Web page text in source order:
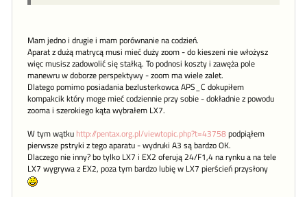
Mam jedno i drugie i mam porównanie na codzień.
Aparat z dużą matrycą musi mieć duży zoom - do kieszeni nie włożysz
więc musisz zadowolić się stałką. To podnosi koszty i zawęża pole
manewru w doborze perspektywy - zoom ma wiele zalet.
Dlatego pomimo posiadania bezlusterkowca APS_C dokupiłem
kompakcik który moge mieć codziennie przy sobie - dokładnie z powodu
zooma i szerokiego kąta wybrałem LX7.
W tym wątku http://pentax.org.pl/viewtopic.php?t=43758podpiąłem
pierwsze pstryki z tego aparatu - wydruki A3 są bardzo OK.
Dlaczego nie inny? bo tylko LX7 i EX2 oferują 24/F1,4 na rynku a na tele
LX7 wygrywa z EX2, poza tym bardzo lubię w LX7 pierścień przysłony